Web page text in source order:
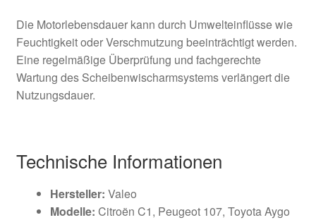
Die Motorlebensdauer kann durch Umwelteinflüsse wie
Feuchtigkeit oder Verschmutzung beeinträchtigt werden.
Eine regelmäßige Überprüfung und fachgerechte
Wartung des Scheibenwischarmsystems verlängert die
Nutzungsdauer.
Technische Informationen
Hersteller: Valeo
Modelle: Citroën C1, Peugeot 107, Toyota Aygo